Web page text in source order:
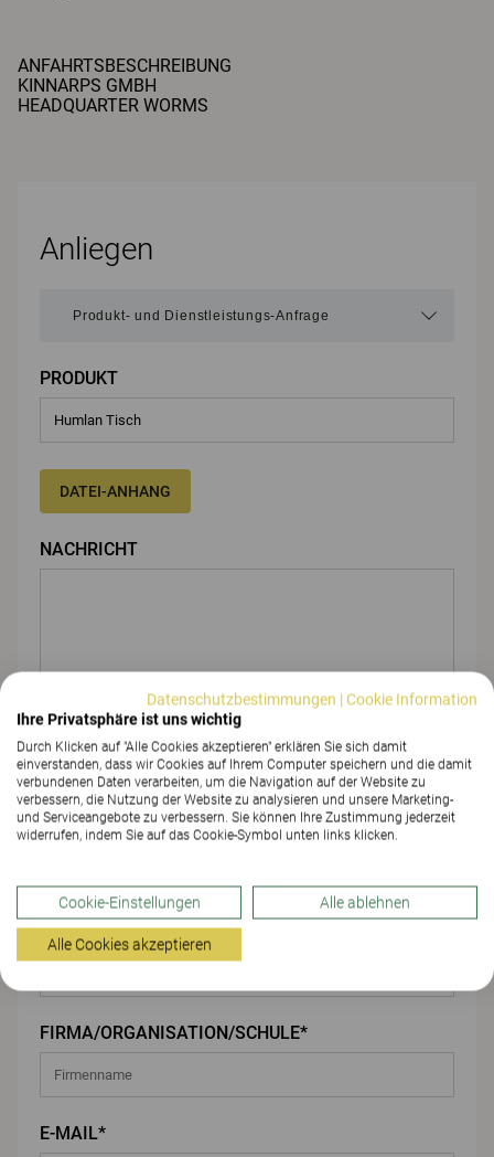
ANFAHRTSBESCHREIBUNG
KINNARPS GMBH
HEADQUARTER WORMS
Anliegen
PRODUKT
DATEI-ANHANG
NACHRICHT
Ihre Angaben
VORNAME*
NACHNAME*
FIRMA/ORGANISATION/SCHULE*
E-MAIL*
Datenschutzbestimmungen |Cookie Information
Ihre Privatsphäre ist uns wichtig
Durch Klicken auf "Alle Cookies akzeptieren" erklären Sie sich damit
einverstanden, dass wir Cookies auf Ihrem Computer speichern und die damit
verbundenen Daten verarbeiten, um die Navigation auf der Website zu
verbessern, die Nutzung der Website zu analysieren und unsere Marketing-
und Serviceangebote zu verbessern. Sie können Ihre Zustimmung jederzeit
widerrufen, indem Sie auf das Cookie-Symbol unten links klicken.
Cookie-Einstellungen Alle ablehnen
Alle Cookies akzeptieren